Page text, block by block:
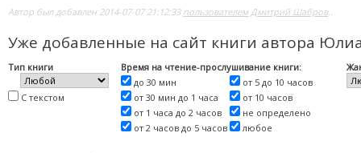
Автор был добавлен 2014-07-07 21:12:33 пользователем Дмитрий Шабров..
Уже добавленные на сайт книги автора
Тип книги
С текстом
Время на чтение-прослушивание книги:
до 30 мин
от 30 мин до 1 часа
от 1 часа до 2 часов
от 2 часов до 5 часов
от 5 до 10 часов
от 10 часов
не определено
любое